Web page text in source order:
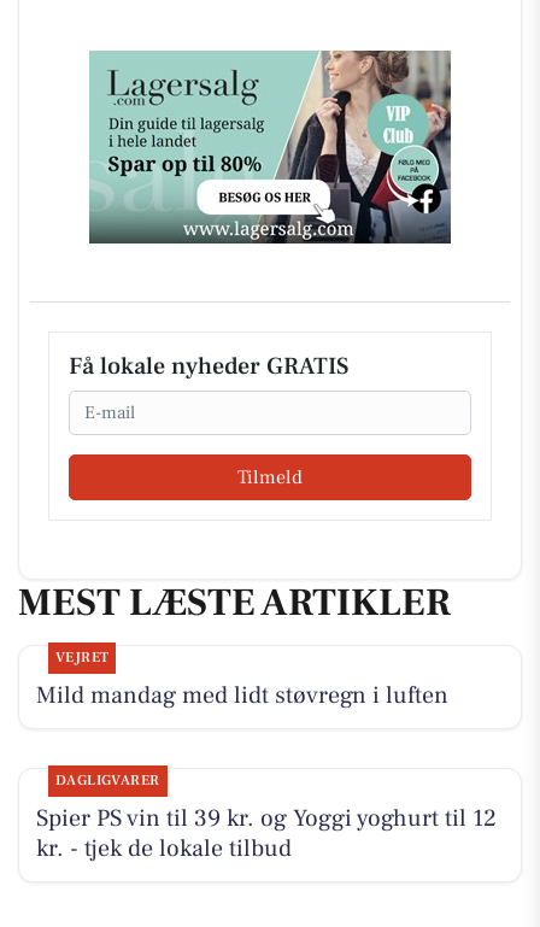
Få lokale nyheder GRATIS
Email
Tilmeld
MEST LÆSTE ARTIKLER
VEJRET
Mild mandag med lidt støvregn i luften
DAGLIGVARER
Spier PS vin til 39 kr. og Yoggi yoghurt til 12
kr. - tjek de lokale tilbud